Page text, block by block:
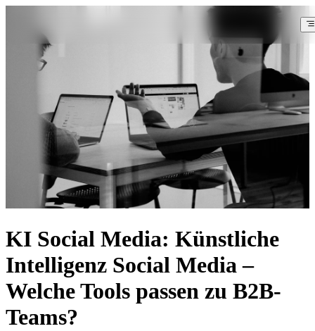
KI Social Media: Künstliche
Intelligenz Social Media –
Welche Tools passen zu B2B-
Teams?